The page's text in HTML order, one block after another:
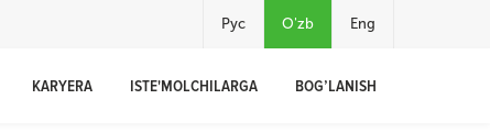
Рус O'zb Eng
KARYERA ISTE'MOLCHILARGA BOG’LANISH